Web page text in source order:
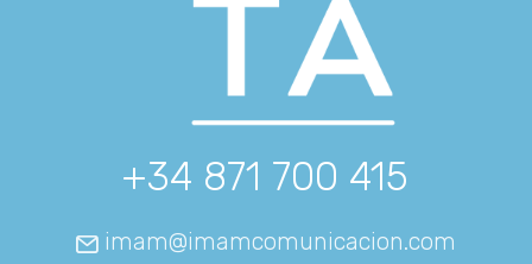
+34 871 700 415
imam@imamcomunicacion.com